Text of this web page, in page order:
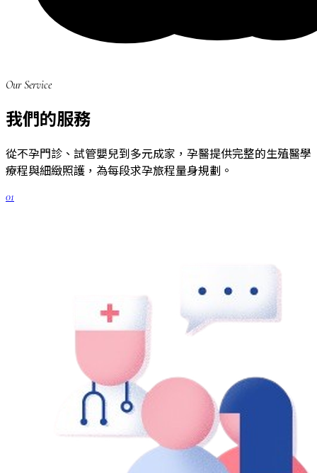
Our Service
我們的服務
從不孕門診、試管嬰兒到多元成家，孕醫提供完整的生殖醫學
療程與細緻照護，為每段求孕旅程量身規劃。
01